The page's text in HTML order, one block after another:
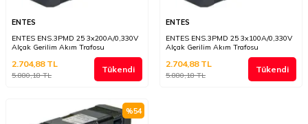
ENTES
ENTES ENS.3PMD 25 3x200A/0,330V
Alçak Gerilim Akım Trafosu
5.880,18TL
2.704,88TL Tükendi
ENTES
ENTES ENS.3PMD 25 3x100A/0,330V
Alçak Gerilim Akım Trafosu
5.880,18TL
2.704,88TL Tükendi
%54